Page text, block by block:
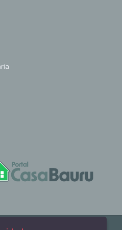
para venda, locação e aluguel de